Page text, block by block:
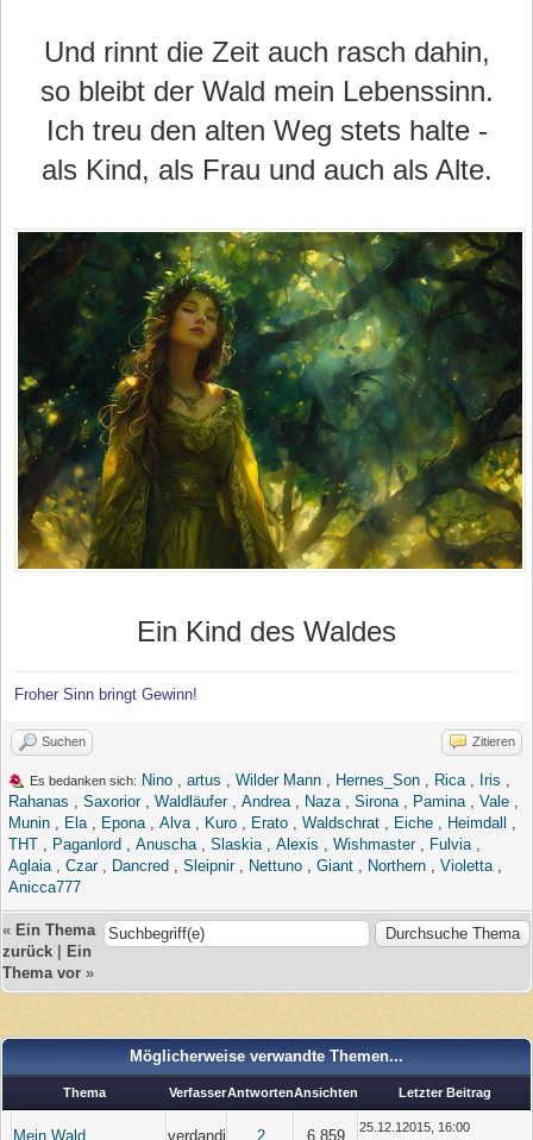
Und rinnt die Zeit auch rasch dahin,
so bleibt der Wald mein Lebenssinn.
Ich treu den alten Weg stets halte -
als Kind, als Frau und auch als Alte.
Ein Kind des Waldes
Froher Sinn bringt Gewinn!
Suchen Zitieren
Es bedanken sich: Nino artus Wilder Mann Hernes_Son Rica Iris
Rahanas
Saxorior, Waldläufer, Andrea Naza Sirona Pamina Vale
Munin
Ela Epona Alva Kuro Erato Waldschrat Eiche Heimdall
THT
Paganlord Anuscha Slaskia Alexis Wishmaster, Fulvia
Aglaia
Czar, Dancred Sleipnir, Nettuno Giant Northern Violetta
Anicca777
« Ein Thema
zurück
Ein
Thema vor »
Möglicherweise verwandte Themen...
Thema VerfasserAntwortenAnsichten Letzter Beitrag
Mein Wald verdandi 2 6.859
25.12.12015, 16:00